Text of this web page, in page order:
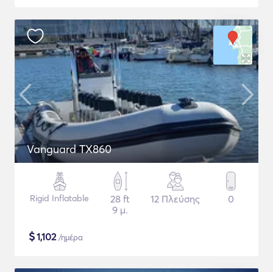
Vanguard TX860
Rigid Inflatable
28 ft
9 μ.
12 Πλεύσης 0
$1,102/ημέρα